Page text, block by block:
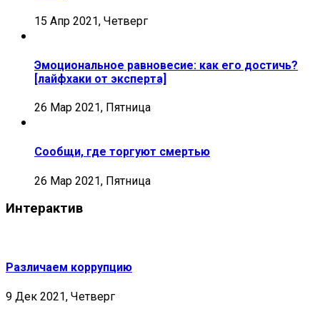
15 Апр 2021, Четверг
Эмоциональное равновесие: как его достичь?
[лайфхаки от эксперта]
26 Мар 2021, Пятница
Сообщи, где торгуют смертью
26 Мар 2021, Пятница
Интерактив
Различаем коррупцию
9 Дек 2021, Четверг